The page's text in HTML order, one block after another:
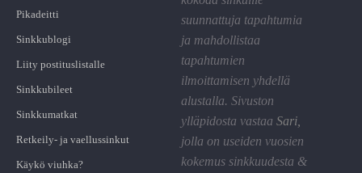
Pikadeitti
Sinkkublogi
Liity postituslistalle
Sinkkubileet
Sinkkumatkat
Retkeily- ja vaellussinkut
Käykö viuhka?
suunnattuja tapahtumia
ja mahdollistaa
tapahtumien
ilmoittamisen yhdellä
alustalla. Sivuston
ylläpidosta vastaa Sari
jolla on useiden vuosien
kokemus sinkkuudesta &